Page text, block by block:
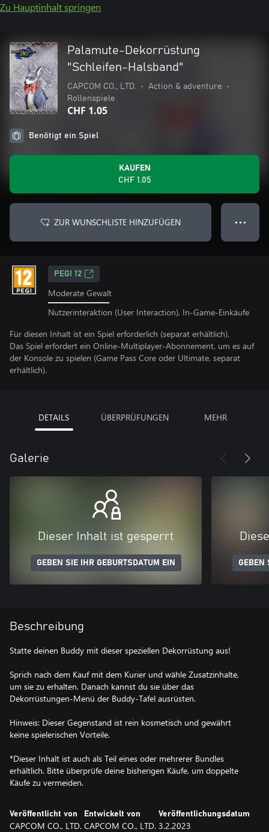
Zu Hauptinhalt springen
Palamute-Dekorrüstung
"Schleifen-Halsband"
CAPCOM CO., LTD. • Action & adventure
•
Rollenspiele
CHF 1.05
Benötigt ein Spiel
KAUFEN
CHF 1.05
ZUR WUNSCHLISTE HINZUFÜGEN ● ● ●
PEGI 12
Moderate Gewalt
Nutzerinteraktion (User Interaction), In-Game-Einkäufe
Für diesen Inhalt ist ein Spiel erforderlich (separat erhältlich).
Das Spiel erfordert ein Online-Multiplayer-Abonnement, um es auf
der Konsole zu spielen (Game Pass Core oder Ultimate, separat
erhältlich).
DETAILS ÜBERPRÜFUNGEN MEHR
Galerie
Dieser Inhalt ist gesperrt
GEBEN SIE IHR GEBURTSDATUM EIN GEBEN
Beschreibung
Statte deinen Buddy mit dieser speziellen Dekorrüstung aus!
Sprich nach dem Kauf mit dem Kurier und wähle Zusatzinhalte,
um sie zu erhalten. Danach kannst du sie über das
Dekorrüstungen-Menü der Buddy-Tafel ausrüsten.
Hinweis: Dieser Gegenstand ist rein kosmetisch und gewährt
keine spielerischen Vorteile.
*Dieser Inhalt ist auch als Teil eines oder mehrerer Bundles
erhältlich. Bitte überprüfe deine bisherigen Käufe, um doppelte
Käufe zu vermeiden.
Veröffentlicht von
CAPCOM CO., LTD.
Entwickelt von
CAPCOM CO., LTD.
Veröffentlichungsdatum
3.2.2023